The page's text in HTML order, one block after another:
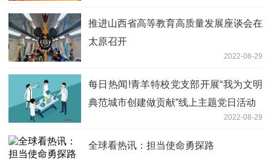
推进山西省高等教育高质量发展座谈会在
太原召开
2022-08-29
每日热闻!青羊特校党支部开展“我为文明
典范城市创建做贡献”线上主题党日活动
2022-08-29
全球看热讯：担当使命勇探路